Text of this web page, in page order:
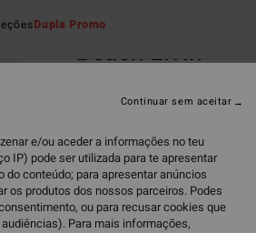
Dupla Promo
Beach Livin
Paga 3 x € 21,98 sem juros com a
CorSalt Crystal
e/ou aceder a informações no teu
IP) pode ser utilizada para te apresentar
conteúdo; para apresentar anúncios
os produtos dos nossos parceiros. Podes
ou para recusar cookies que
Para mais informações,
Continuar sem aceitar